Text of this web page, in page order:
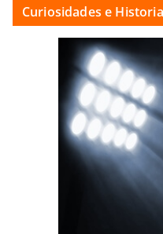
Curiosidades e